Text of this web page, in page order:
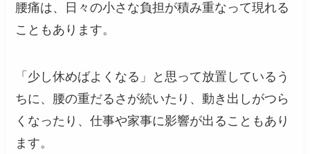
腰痛は、日々の小さな負担が積み重なって現れる
こともあります。
「少し休めばよくなる」と思って放置しているう
ちに、腰の重だるさが続いたり、動き出しがつら
くなったり、仕事や家事に影響が出ることもあり
ます。